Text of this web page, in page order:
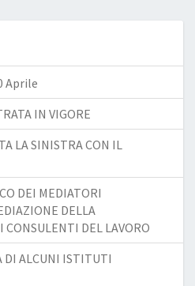
Aprile
IN VIGORE
LA SINISTRA CON IL
DEI MEDIATORI
DELLA
DEL LAVORO
DI ALCUNI ISTITUTI